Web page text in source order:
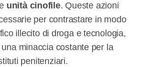
unità cinofile. Queste azioni
per contrastare in modo
illecito di droga e tecnologia,
minaccia costante per la
penitenziari.